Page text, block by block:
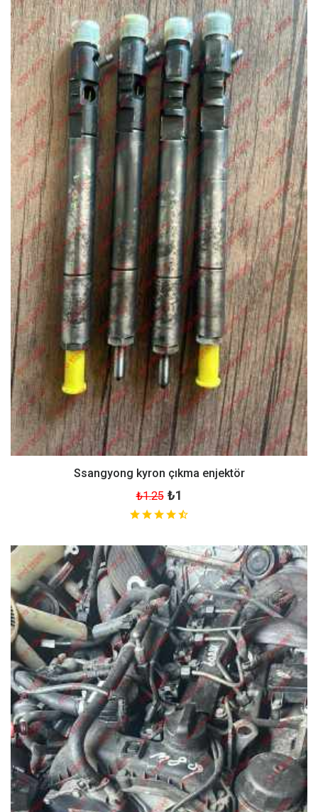
Ssangyong kyron çıkma enjektör
₺1.25 ₺1